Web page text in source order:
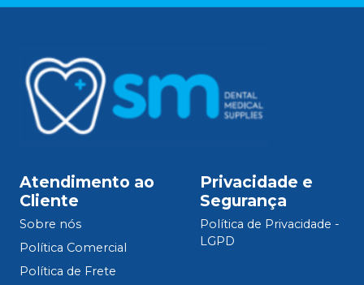
Atendimento ao
Cliente
Sobre nós
Política Comercial
Política de Frete
Privacidade e
Segurança
Política de Privacidade -
LGPD